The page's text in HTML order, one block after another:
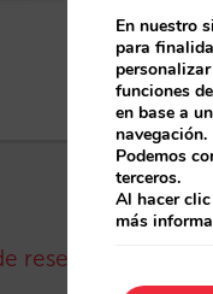
reservas de Mirai
En nuestro
para
funciones
en base a
navegación.
Podemos
terceros.
Al hacer clic
más